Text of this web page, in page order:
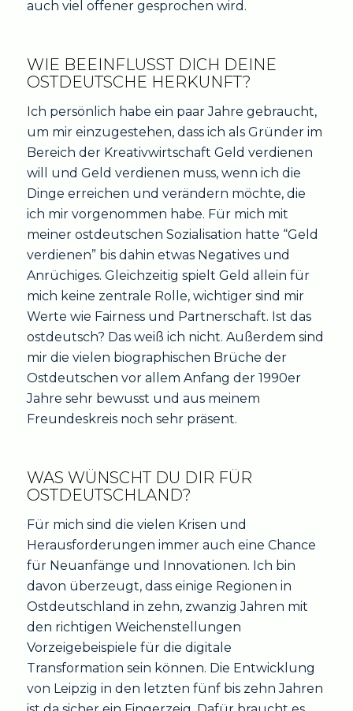
auch viel offener gesprochen wird.
WIE BEEINFLUSST DICH DEINE
OSTDEUTSCHE HERKUNFT?
Ich persönlich habe ein paar Jahre gebraucht,
um mir einzugestehen, dass ich als Gründer im
Bereich der Kreativwirtschaft Geld verdienen
will und Geld verdienen muss, wenn ich die
Dinge erreichen und verändern möchte, die
ich mir vorgenommen habe. Für mich mit
meiner ostdeutschen Sozialisation hatte “Geld
verdienen” bis dahin etwas Negatives und
Anrüchiges. Gleichzeitig spielt Geld allein für
mich keine zentrale Rolle, wichtiger sind mir
Werte wie Fairness und Partnerschaft. Ist das
ostdeutsch? Das weiß ich nicht. Außerdem sind
mir die vielen biographischen Brüche der
Ostdeutschen vor allem Anfang der 1990er
Jahre sehr bewusst und aus meinem
Freundeskreis noch sehr präsent.
WAS WÜNSCHT DU DIR FÜR
OSTDEUTSCHLAND?
Für mich sind die vielen Krisen und
Herausforderungen immer auch eine Chance
für Neuanfänge und Innovationen. Ich bin
davon überzeugt, dass einige Regionen in
Ostdeutschland in zehn, zwanzig Jahren mit
den richtigen Weichenstellungen
Vorzeigebeispiele für die digitale
Transformation sein können. Die Entwicklung
von Leipzig in den letzten fünf bis zehn Jahren